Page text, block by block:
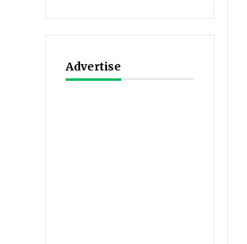
Advertise